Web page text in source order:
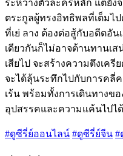
ระหว่างตัวละครหลัก แต่ยัง
ตระกูลผู้ทรงอิทธิพลที่เต็มไ
ที่เย่ ลาง ต้องต่อสู้กับอดีตอั
เดียวกันก็ไม่อาจต้านทานเ
เสียไป จะสร้างความตึงเค
จะได้ลุ้นระทึกไปกับการคลี่
เร้น พร้อมทั้งการเดินทางข
อุปสรรคและความแค้นไปได้
#ดูซีรี่ย์ออนไลน์ #ดูซีรี่ย์จีน #